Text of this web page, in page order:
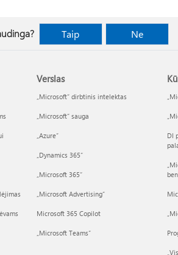
Taip Ne
Verslas
„Microsoft“ dirbtinis intelektas
„Microsoft“ sauga
„Azure”
„Dynamics 365“
„Microsoft 365“
„Microsoft Advertising“
Microsoft 365 Copilot
„Microsoft Teams“
DI